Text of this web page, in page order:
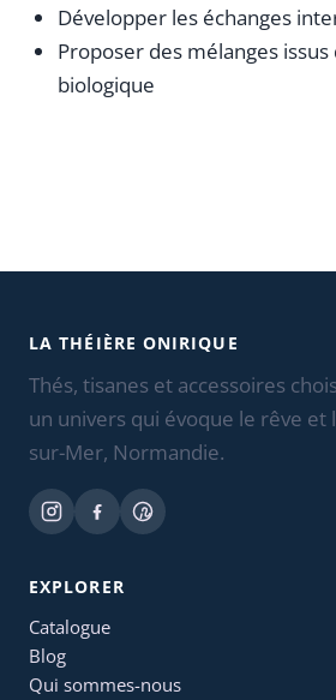
Développer les échanges
Proposer des mélanges issus
biologique
LA THÉIÈRE ONIRIQUE
Thés, tisanes et accessoires
un univers qui évoque le rêve et
sur-Mer, Normandie.
EXPLORER
Catalogue
Blog
Qui sommes-nous